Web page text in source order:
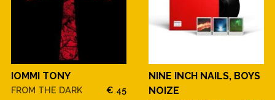
IOMMI TONY
FROM THE DARK € 45
NINE INCH NAILS, BOYS
NOIZE